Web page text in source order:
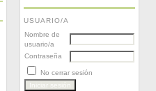
USUARIO/A
Nombre de
usuario/a
Contraseña
No cerrar sesión